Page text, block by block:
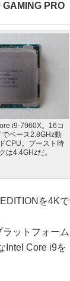
PRO
i9-7960X。16コ
ベース2.8GHz動
CPU。ブースト時
は4.4GHzだ。
を4Kで
ットフォーム
Intel Core i9を